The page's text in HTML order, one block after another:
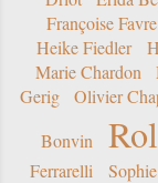
Françoise
Heike Fiedler
Marie Chardon
Gerig
Olivier
Bonvin
Ferrarelli